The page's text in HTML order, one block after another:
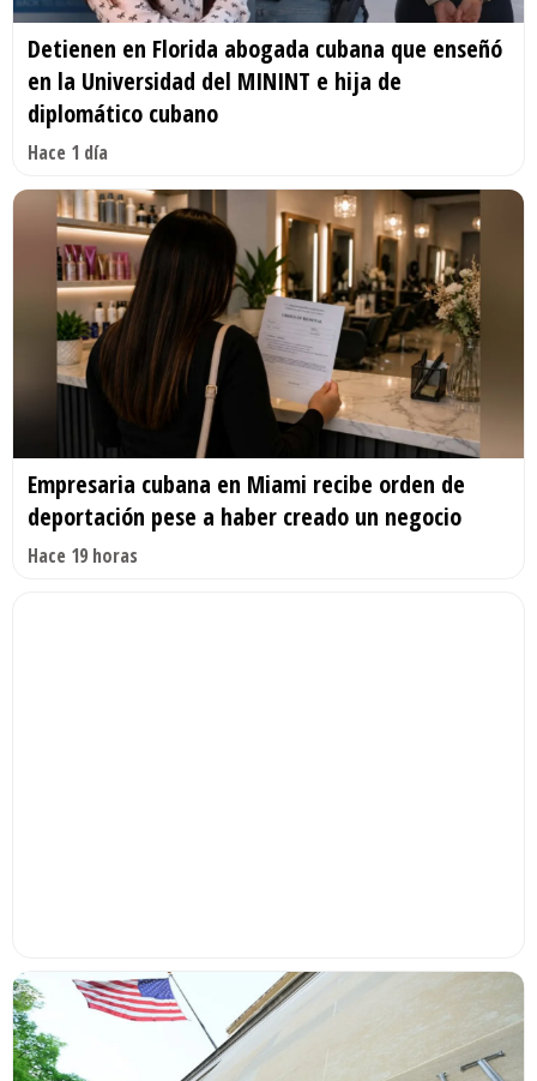
Detienen en Florida abogada cubana que enseñó
en la Universidad del MININT e hija de
diplomático cubano
Hace 1 día
Empresaria cubana en Miami recibe orden de
deportación pese a haber creado un negocio
Hace 19 horas